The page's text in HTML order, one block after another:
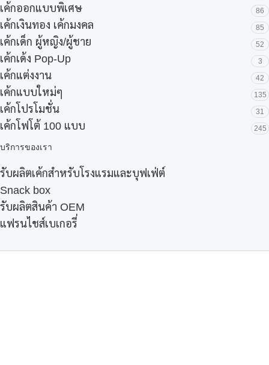
เค้กออกแบบพิเศษ 86
เค้กเงินทอง เค้กมงคล 85
เค้กเด็ก ผู้หญิง/ผู้ชาย 52
เค้กเด้ง Pop-Up 3
เค้กแต่งงาน 42
เค้กแบบใหม่ๆ 135
เค้กโปรโมชั่น 31
เค้กโฟโต้ 100 แบบ 245
บริการของเรา
รับผลิตเค้กสำหรับโรงแรมและบุฟเฟ่ต์
Snack box
รับผลิตสินค้า OEM
แฟรนไชส์เบเกอรี่